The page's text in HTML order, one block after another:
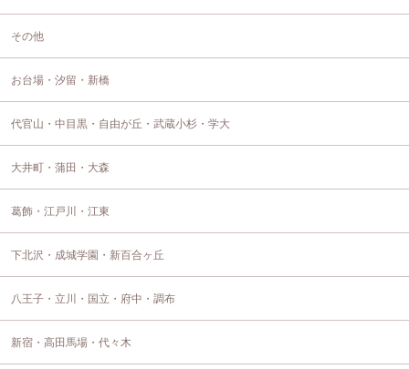
その他
お台場・汐留・新橋
代官山・中目黒・自由が丘・武蔵小杉・学大
大井町・蒲田・大森
葛飾・江戸川・江東
下北沢・成城学園・新百合ヶ丘
八王子・立川・国立・府中・調布
新宿・高田馬場・代々木